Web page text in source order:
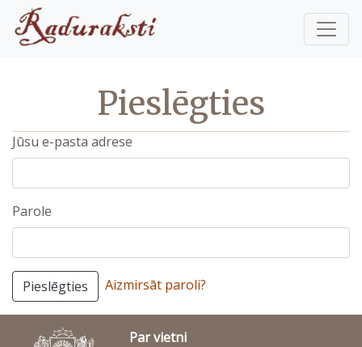
Pieslēgties
Jūsu e-pasta adrese
Parole
Pieslēgties Aizmirsāt paroli?
Par vietni